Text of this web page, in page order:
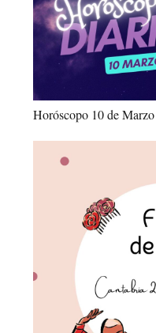
Horóscopo 10 de